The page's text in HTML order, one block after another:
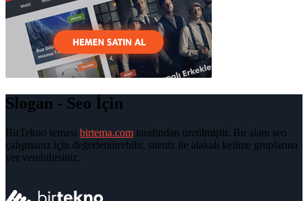
Slogan - Seo İçin
BirTekno teması birtema.com tarafından üretilmiştir. Bu alanı seo
çalışmanız için değerlendirebilir, siteniz ile alakalı kelime gruplarına
yer verebilirsiniz.